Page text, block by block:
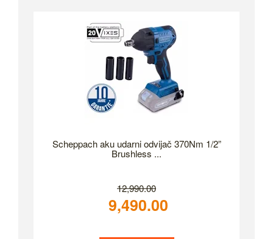
Scheppach aku udarni odvijač 370Nm 1/2”
Brushless ...
12,990.00
9,490.00